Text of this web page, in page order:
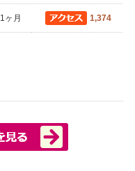
1ヶ月 1,374